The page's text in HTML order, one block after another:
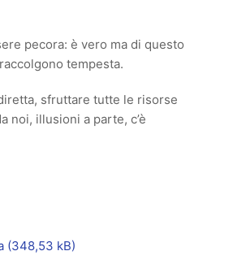
pecora: è vero ma di questo
tempesta.
sfruttare tutte le risorse
noi, illusioni a parte, c’è